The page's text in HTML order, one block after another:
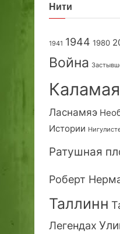
Нити
1941 1944 1980
Война
Каламая
Ласнамяэ
Истории
Ратушная
Роберт
Таллинн
Легендах